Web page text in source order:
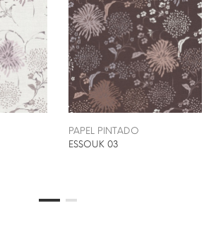
PAPEL PINTADO
ESSOUK 03